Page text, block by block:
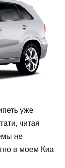
уже
читая
не
в моем Киа